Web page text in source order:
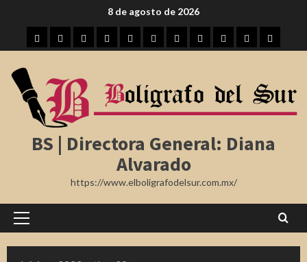
contenido
8 de agosto de 2026
InicioTampicoMaderoAltamiraTamaulipas
RegiónNota MéxicoInternacional
Farándula
BS | Directora General: Diana
Alvarado
https://www.elboligrafodelsur.com.mx/
Menú